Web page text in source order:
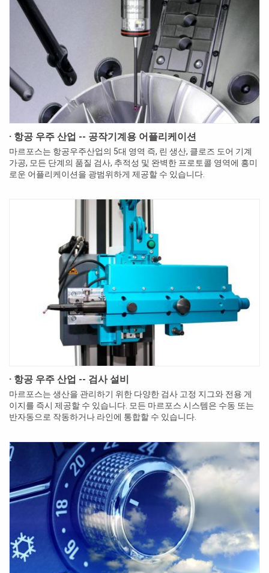
· 항공 우주 산업 -- 공작기계용 어플리케이션
마르포스는 항공우주산업의 5대 영역 즉, 린 생산, 클로즈 도어 기계
가공, 모든 단계의 품질 검사, 추적성 및 완벽한 프로토콜 영역에 흥미
로운 어플리케이션을 광범위하게 제공할 수 있습니다.
· 항공 우주 산업 -- 검사 설비
마르포스는 생산을 관리하기 위한 다양한 검사 고정 지그와 전용 게
이지를 즉시 제공할 수 있습니다. 모든 마르포스 시스템은 수동 또는
반자동으로 작동하거나 라인에 통합할 수 있습니다.